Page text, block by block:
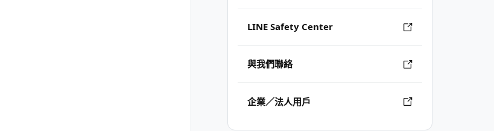
LINE Safety Center
與我們聯絡
企業／法人用戶